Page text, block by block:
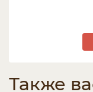
Также